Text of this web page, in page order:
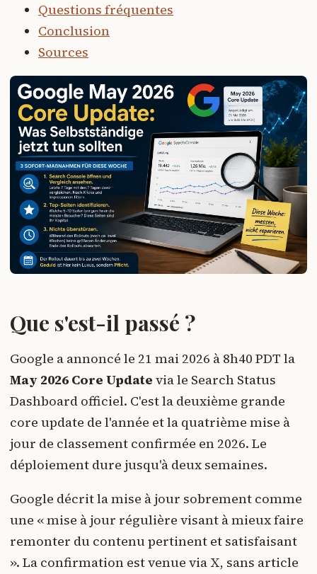
Questions fréquentes
Conclusion
Sources
Que s'est-il passé ?
Google a annoncé le 21 mai 2026 à 8h40 PDT la
May 2026 Core Update via le Search Status
Dashboard officiel. C'est la deuxième grande
core update de l'année et la quatrième mise à
jour de classement confirmée en 2026. Le
déploiement dure jusqu'à deux semaines.
Google décrit la mise à jour sobrement comme
une « mise à jour régulière visant à mieux faire
remonter du contenu pertinent et satisfaisant
». La confirmation est venue via X, sans article